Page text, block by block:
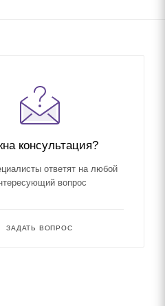
консультация?
ответят на любой
вопрос
ЗАДАТЬ ВОПРОС